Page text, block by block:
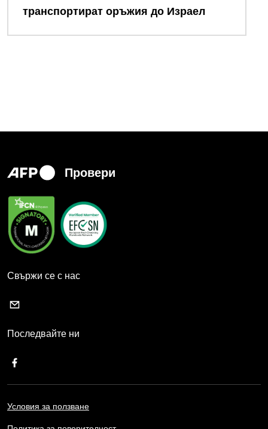
транспортират оръжия до Израел
Провери
Свържи се с нас
Последвайте ни
Условия за ползване